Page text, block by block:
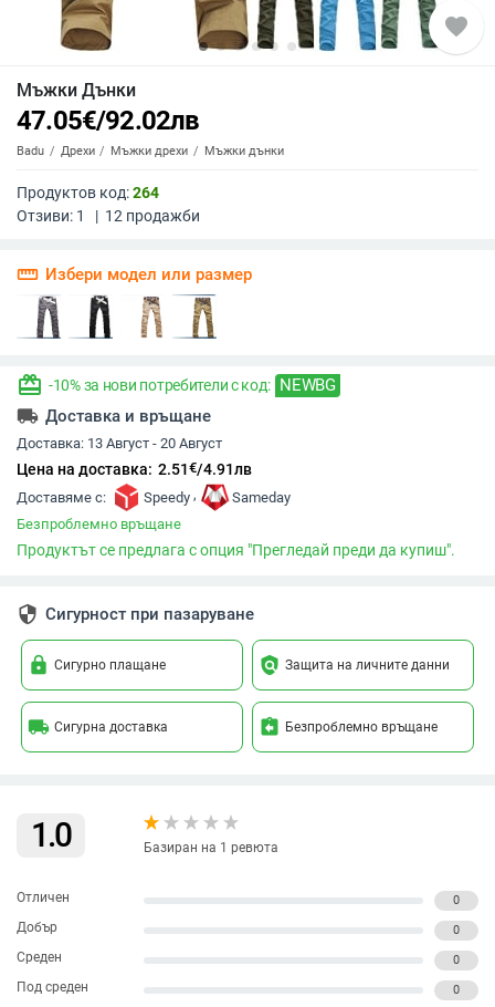
favorite
Мъжки Дънки
47.05€/92.02лв
Badu Дрехи Мъжки дрехи Мъжки дънки
Продуктов код:264
Отзиви: 1 | 12 продажби
straighten Избери модел или размер
redeem -10% за нови потребители с код: NEWBG
local_shipping Доставка и връщане
Доставка: 13 Август - 20 Август
Цена на доставка: 2.51€/4.91лв
Доставяме с: Speedy ,
Sameday
Безпроблемно връщане
Продуктът се предлага с опция "Прегледай преди да купиш".
security Сигурност при пазаруване
lock Сигурно плащане policy Защита на личните данни
local_shipping Сигурна доставка assignment_return Безпроблемно връщане
1.0 Базиран на 1 ревюта
Отличен 0
Добър 0
Среден 0
Под среден 0